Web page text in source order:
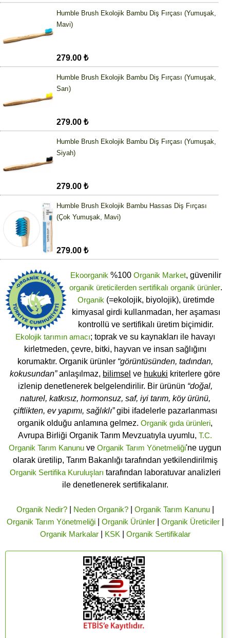
Humble Brush Ekolojik Bambu Diş Fırçası (Yumuşak,
Mavi)
279.00 ₺
Humble Brush Ekolojik Bambu Diş Fırçası (Yumuşak,
Sarı)
279.00 ₺
Humble Brush Ekolojik Bambu Diş Fırçası (Yumuşak,
Siyah)
279.00 ₺
Humble Brush Ekolojik Bambu Hassas Diş Fırçası
(Çok Yumuşak, Mavi)
279.00 ₺
Ekoorganik %100 Organik Market, güvenilir
organik üreticilerden sertifikalı organik ürünler.
Organik (=ekolojik, biyolojik), üretimde
kimyasal girdi kullanmadan, her aşaması
kontrollü ve sertifikalı üretim biçimidir.
Ekolojik tarımın amacı; toprak ve su kaynakları ile havayı
kirletmeden, çevre, bitki, hayvan ve insan sağlığını
korumaktır. Organik ürünler “görüntüsünden, tadından,
kokusundan”anlaşılmaz, bilimsel ve hukuki kriterlere göre
izlenip denetlenerek belgelendirilir. Bir ürünün “doğal,
naturel, katkısız, hormonsuz, saf, iyi tarım, köy ürünü,
çiftlikten, ev yapımı, sağlıklı”gibi ifadelerle pazarlanması
organik olduğu anlamına gelmez. Organik gıda ürünleri,
Avrupa Birliği Organik Tarım Mevzuatıyla uyumlu, T.C.
Organik Tarım Kanunu ve Organik Tarım Yönetmeliği'ne uygun
olarak üretilip, Tarım Bakanlığı tarafından yetkilendirilmiş
Organik Sertifika Kuruluşları tarafından laboratuvar analizleri
ile denetlenerek sertifikalanır.
Organik Nedir?| Neden Organik?| Organik Tarım Kanunu|
Organik Tarım Yönetmeliği| Organik Ürünler| Organik Üreticiler|
Organik Markalar| KSK Organik Sertifikalar